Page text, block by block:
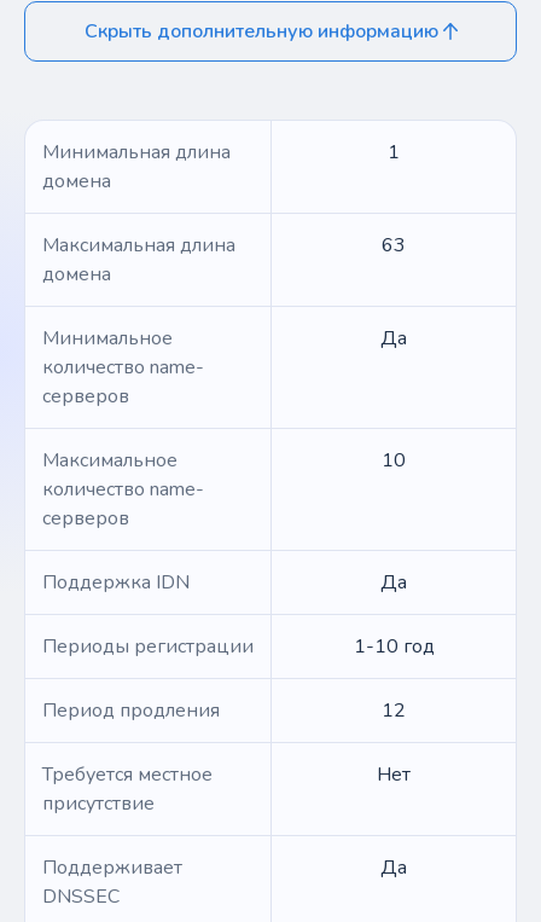
Скрыть дополнительную информацию
Минимальная длина
домена
1
Максимальная длина
домена
63
Минимальное
количество name-
серверов
Да
Максимальное
количество name-
серверов
10
Поддержка IDN Да
Периоды регистрации 1-10 год
Период продления 12
Требуется местное
присутствие
Нет
Поддерживает
DNSSEC
Да